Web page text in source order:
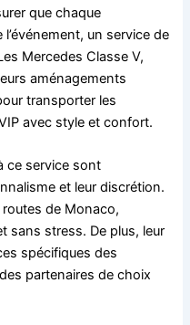
que chaque
un service de
Mercedes Classe V,
aménagements
transporter les
avec style et confort.
ce service sont
et leur discrétion.
de Monaco,
sans stress. De plus, leur
spécifiques des
partenaires de choix